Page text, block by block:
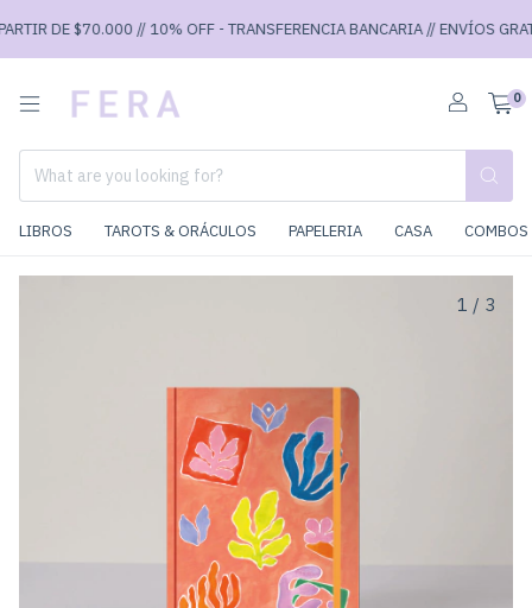
DE $70.000 // 10% OFF - TRANSFERENCIA BANCARIA // ENVÍOS
0
LIBROS TAROTS & ORÁCULOS PAPELERIA CASA
1 / 3